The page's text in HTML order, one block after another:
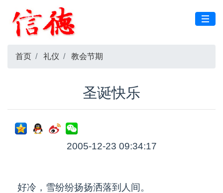
首页 礼仪 教会节期
圣诞快乐
2005-12-23 09:34:17
好冷，雪纷纷扬扬洒落到人间。